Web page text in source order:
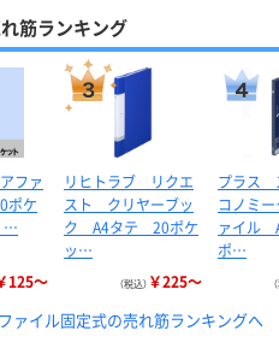
筋ランキング
ファ
ポケ
…
125～
リヒトラブ リクエ
スト クリヤーブッ
ク A4タテ 20ポケ
ッ…
（税込） ￥225～
プラス
コノミ
ァイル
ポ…
ァイル固定式の売れ筋ランキングへ